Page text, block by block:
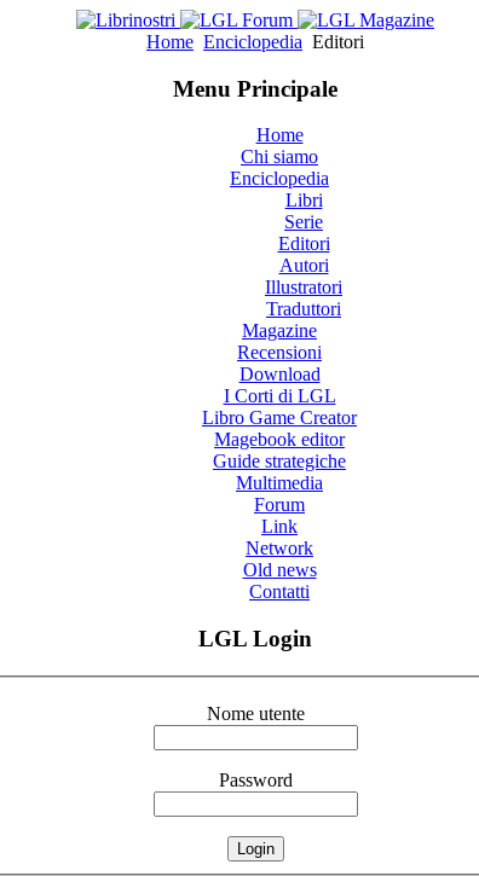
Home Enciclopedia Editori
Menu Principale
Home
Chi siamo
Enciclopedia
Libri
Serie
Editori
Autori
Illustratori
Traduttori
Magazine
Recensioni
Download
I Corti di LGL
Libro Game Creator
Magebook editor
Guide strategiche
Multimedia
Forum
Link
Network
Old news
Contatti
LGL Login
Nome utente
Password